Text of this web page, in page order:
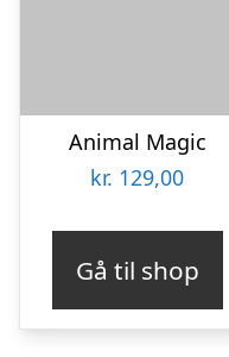
Animal Magic
kr. 129,00
Gå til shop